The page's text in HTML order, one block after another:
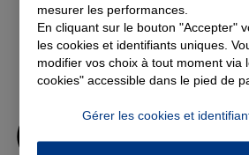
mesurer les performances.
En cliquant sur le bouton "Accepter"
les cookies et identifiants uniques.
modifier vos choix à tout moment via
cookies" accessible dans le pied de
Gérer les cookies et